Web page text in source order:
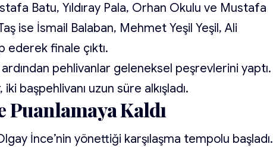
Batu, Yıldıray Pala, Orhan Okulu ve Mustafa
ise İsmail Balaban, Mehmet Yeşil Yeşil, Ali
ederek finale çıktı.
ardından pehlivanlar geleneksel peşrevlerini yaptı.
başpehlivanı uzun süre alkışladı.
Puanlamaya Kaldı
İnce’nin yönettiği karşılaşma tempolu başladı.